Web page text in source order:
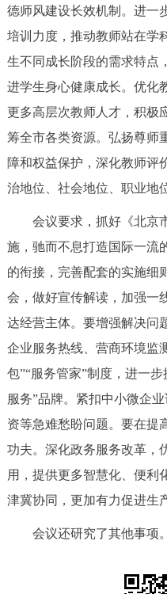
德师风建设长效机制。进一
培训力度，推动教师站在学
生不同成长阶段的需求特点
进学生身心健康成长。优化
更多高层次教师人才，积极
筹全市各类资源。弘扬尊师
障和权益保护，深化教师评
治地位、社会地位、职业地
会议要求，抓好《北京
施，驰而不息打造国际一流
的衔接，完善配套的实施细
会，做好宣传解读，加强一
达经营主体。要增强解决问
企业服务热线、营商环境监
包”“服务管家”制度，进一
服务”品牌。紧扣中小微企
资等急难愁盼问题。要在提
功夫。深化政务服务改革，
用，提供更多智慧化、便利
津冀协同，更加有力促进生
会议还研究了其他事项。